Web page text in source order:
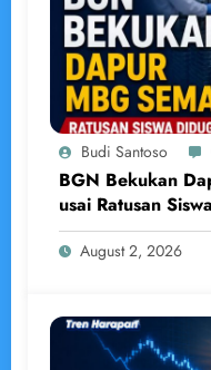
Budi Santoso
BGN Bekukan
usai Ratusan
August 2, 2026